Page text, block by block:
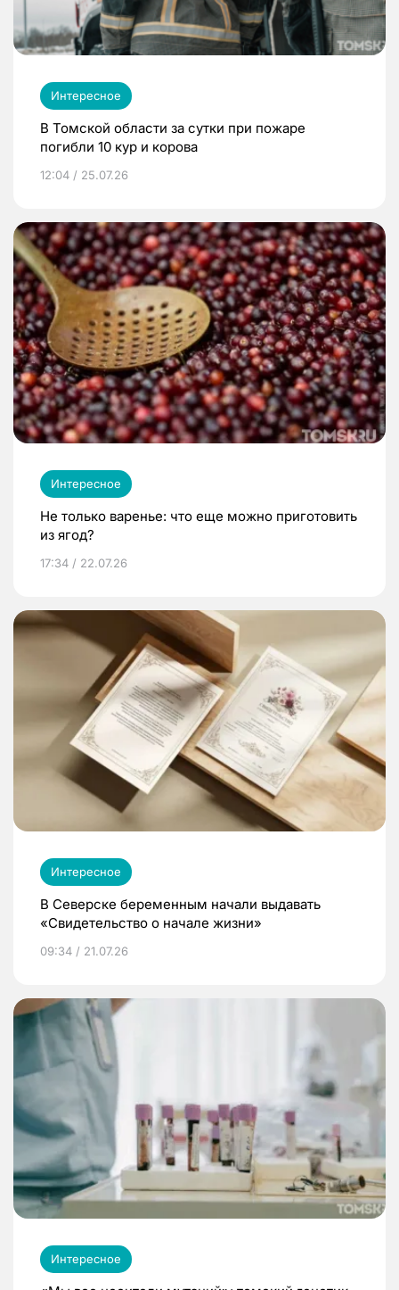
Интересное
В Томской области за сутки при пожаре
погибли 10 кур и корова
12:04 / 25.07.26
Интересное
Не только варенье: что еще можно приготовить
из ягод?
17:34 / 22.07.26
Интересное
В Северске беременным начали выдавать
«Свидетельство о начале жизни»
09:34 / 21.07.26
Интересное